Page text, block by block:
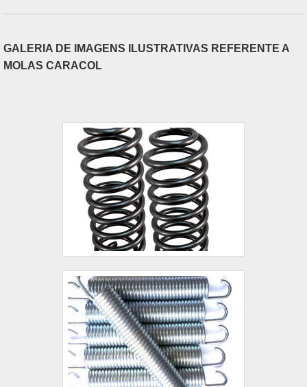
GALERIA DE IMAGENS ILUSTRATIVAS REFERENTE A
MOLAS CARACOL